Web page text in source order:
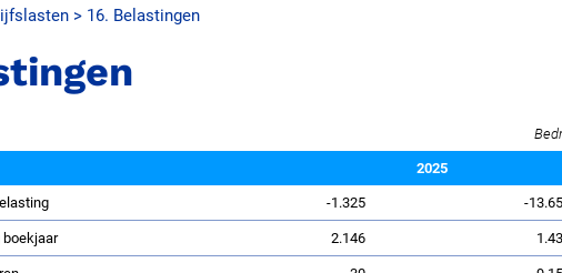
16. Belastingen
2025
-1.325 -
2.146